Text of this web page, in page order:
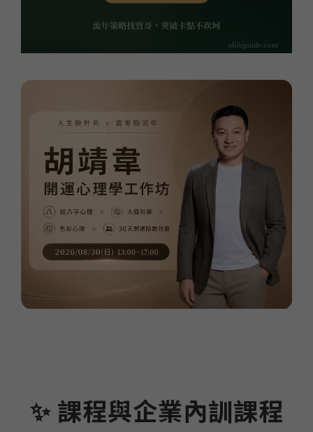
✨ 課程與企業內訓課程